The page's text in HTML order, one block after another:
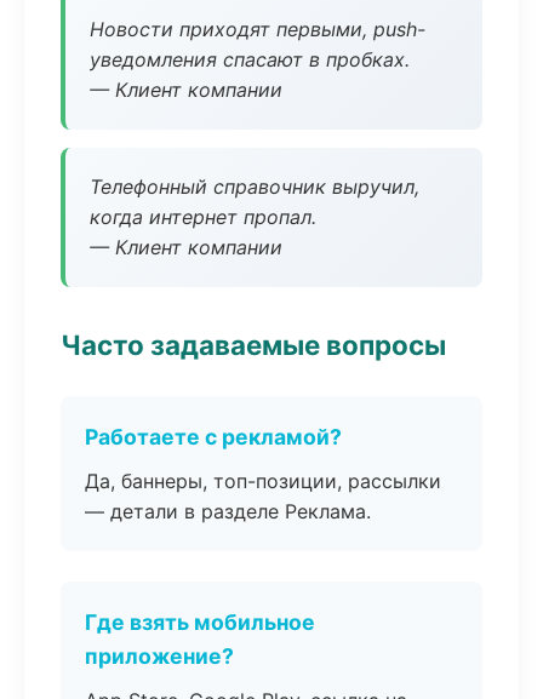
Новости приходят первыми, push-
уведомления спасают в пробках.
— Клиент компании
Телефонный справочник выручил,
когда интернет пропал.
— Клиент компании
Часто задаваемые вопросы
Работаете с рекламой?
Да, баннеры, топ-позиции, рассылки
— детали в разделе Реклама.
Где взять мобильное
приложение?